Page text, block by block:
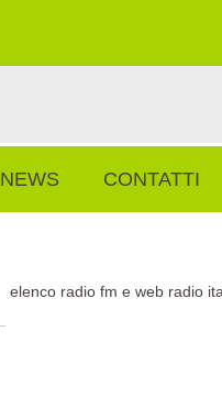
NEWS CONTATTI
elenco radio fm e web radio